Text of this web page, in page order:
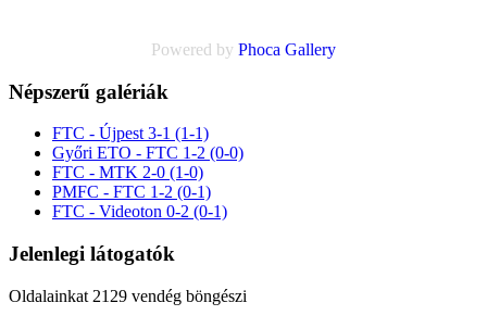
Powered by Phoca Gallery
Népszerű galériák
FTC - Újpest 3-1 (1-1)
Győri ETO - FTC 1-2 (0-0)
FTC - MTK 2-0 (1-0)
PMFC - FTC 1-2 (0-1)
FTC - Videoton 0-2 (0-1)
Jelenlegi látogatók
Oldalainkat 2129 vendég böngészi